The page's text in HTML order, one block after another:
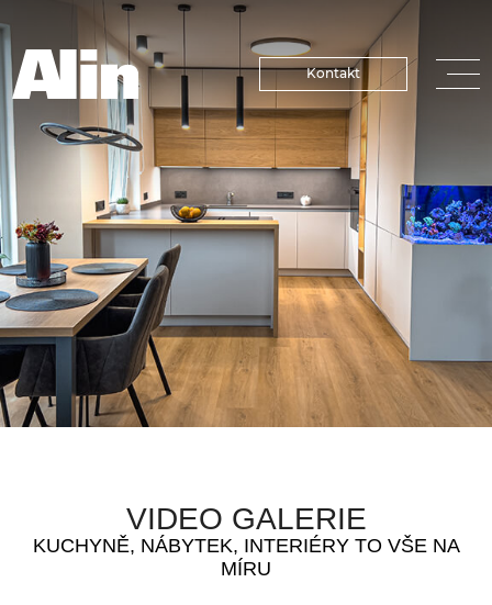
Kontakt
VIDEO GALERIE
KUCHYNĚ, NÁBYTEK, INTERIÉRY TO VŠE NA
MÍRU